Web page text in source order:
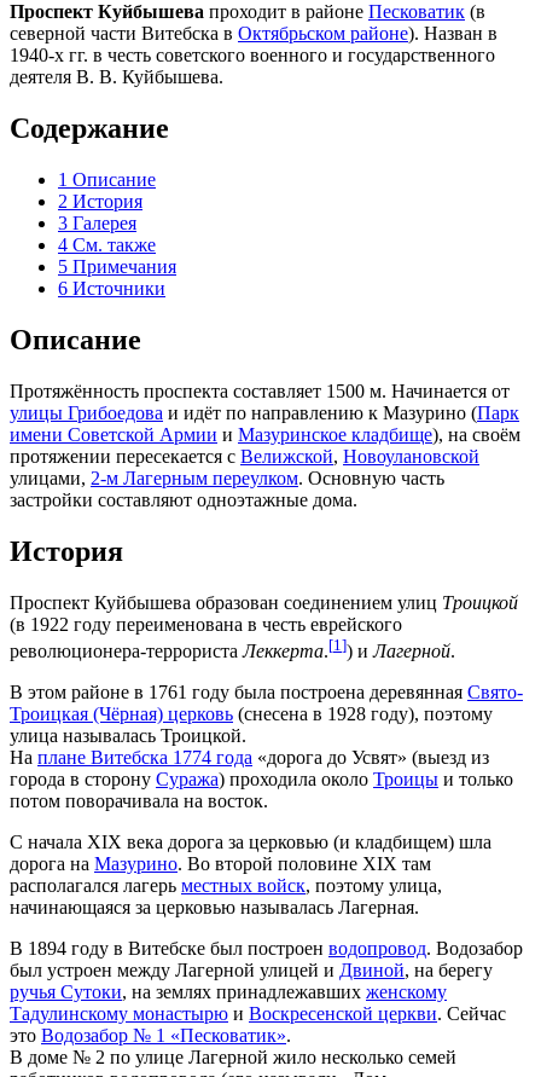
Проспект Куйбышева проходит в районе Песковатик (в
северной части Витебска в Октябрьском районе). Назван в
1940-х гг. в честь советского военного и государственного
деятеля В. В. Куйбышева.
Содержание
1 Описание
2 История
3 Галерея
4 См. также
5 Примечания
6 Источники
Описание
Протяжённость проспекта составляет 1500 м. Начинается от
улицы Грибоедова и идёт по направлению к Мазурино (Парк
имени Советской Армии и Мазуринское кладбище), на своём
протяжении пересекается с Велижской, Новоулановской
улицами, 2-м Лагерным переулком. Основную часть
застройки составляют одноэтажные дома.
История
Проспект Куйбышева образован соединением улиц Троицкой
(в 1922 году переименована в честь еврейского
революционера-террористаЛеккерта.[1 ]) иЛагерной.
В этом районе в 1761 году была построена деревянная Свято-
Троицкая (Чёрная) церковь (снесена в 1928 году), поэтому
улица называлась Троицкой.
На плане Витебска 1774 года «дорога до Усвят» (выезд из
города в сторону Суража) проходила около Троицы и только
потом поворачивала на восток.
С начала XIX века дорога за церковью (и кладбищем) шла
дорога на Мазурино. Во второй половине XIX там
располагался лагерь местных войск, поэтому улица,
начинающаяся за церковью называлась Лагерная.
В 1894 году в Витебске был построен водопровод. Водозабор
был устроен между Лагерной улицей и Двиной, на берегу
ручья Сутоки, на землях принадлежавших женскому
Тадулинскому монастырю и Воскресенской церкви. Сейчас
это Водозабор № 1 «Песковатик».
В доме № 2 по улице Лагерной жило несколько семей